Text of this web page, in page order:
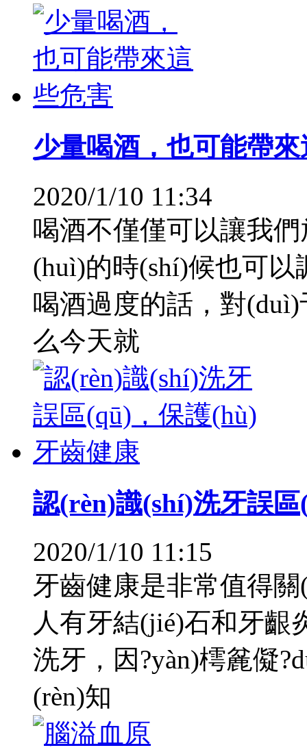
少量喝酒，也可能帶
2020/1/10 11:34
喝酒不僅僅可以讓我
(huì)的時(shí)候也可
喝酒過度的話，對
么今天就
認(rèn)識(shí)洗牙誤
2020/1/10 11:15
牙齒健康是非常值得
人有牙結(jié)石和牙齦
洗牙，因?yàn)樗麄儗
(rèn)知